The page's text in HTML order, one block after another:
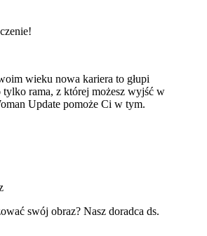
wieku nowa kariera to głupi
tylko rama, z której możesz wyjść w
Update pomoże Ci w tym.
swój obraz? Nasz doradca ds.